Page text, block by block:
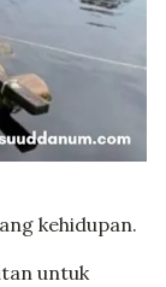
kehidupan.
untuk